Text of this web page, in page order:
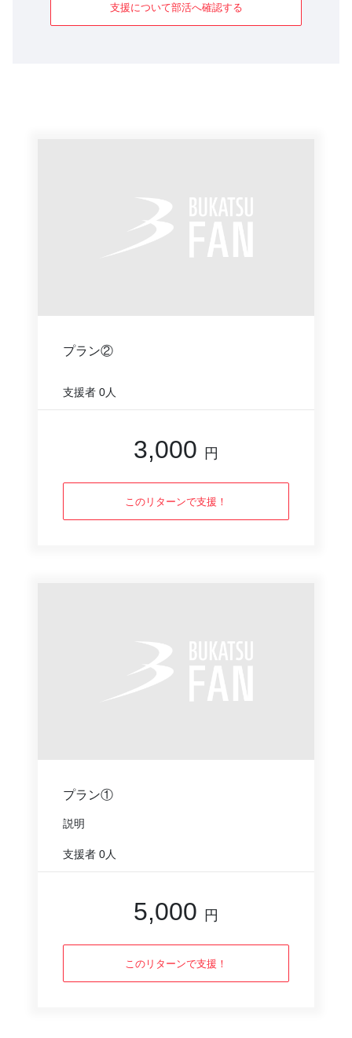
支援について部活へ確認する
プラン②
支援者 0人
3,000 円
このリターンで支援！
プラン①
説明
支援者 0人
5,000 円
このリターンで支援！